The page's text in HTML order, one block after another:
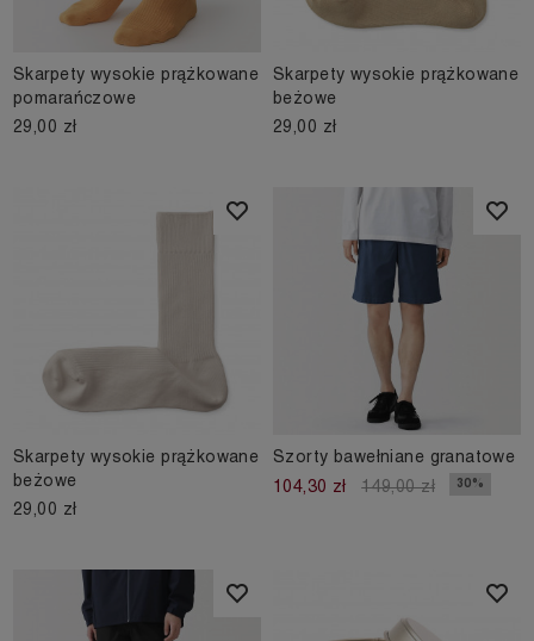
Skarpety wysokie prążkowane
pomarańczowe
29,00 zł
Skarpety wysokie prążkowane
beżowe
29,00 zł
Skarpety wysokie prążkowane
beżowe
29,00 zł
Szorty bawełniane granatowe
104,30 zł
149,00 zł 30%